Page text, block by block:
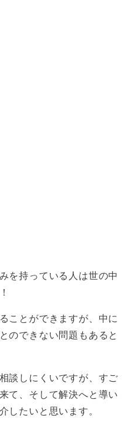
を持っている人は世の中
ことができますが、中に
のできない問題もあると
談しにくいですが、すご
て、そして解決へと導い
したいと思います。